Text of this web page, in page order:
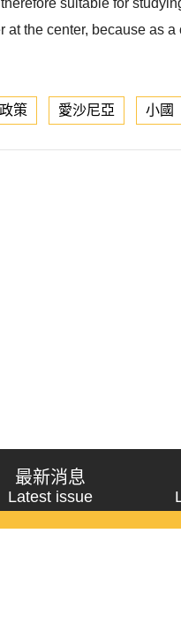
suitable for
at the center, because as
策 愛沙尼亞 小國
最新消息
Latest issue